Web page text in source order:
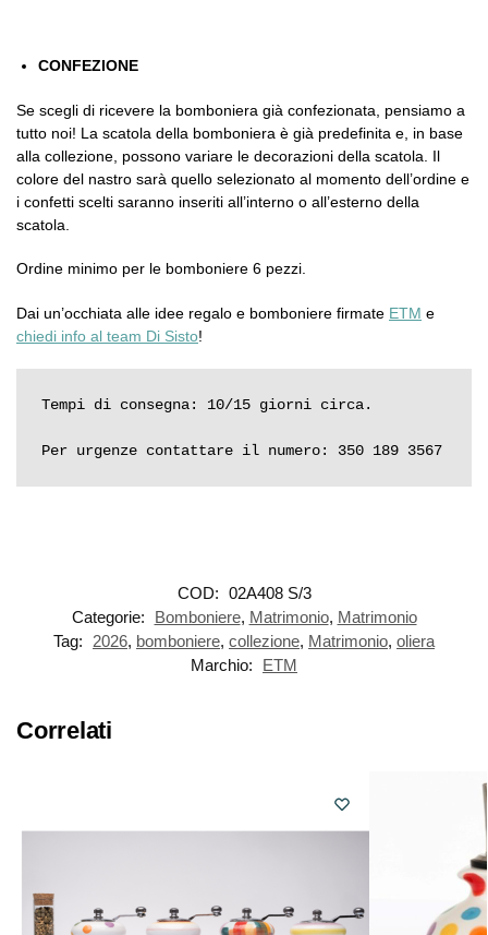
CONFEZIONE
Se scegli di ricevere la bomboniera già confezionata, pensiamo a
tutto noi! La scatola della bomboniera è già predefinita e, in base
alla collezione, possono variare le decorazioni della scatola. Il
colore del nastro sarà quello selezionato al momento dell’ordine e
i confetti scelti saranno inseriti all’interno o all’esterno della
scatola.
Ordine minimo per le bomboniere 6 pezzi.
Dai un’occhiata alle idee regalo e bomboniere firmate ETM e
chiedi info al team Di Sisto!
Tempi di consegna: 10/15 giorni circa.
Per urgenze contattare il numero: 350 189 3567
COD: 02A408 S/3
Categorie:
Bomboniere, Matrimonio, Matrimonio
Tag: 2026, bomboniere, collezione, Matrimonio, oliera
Marchio:
ETM
Correlati